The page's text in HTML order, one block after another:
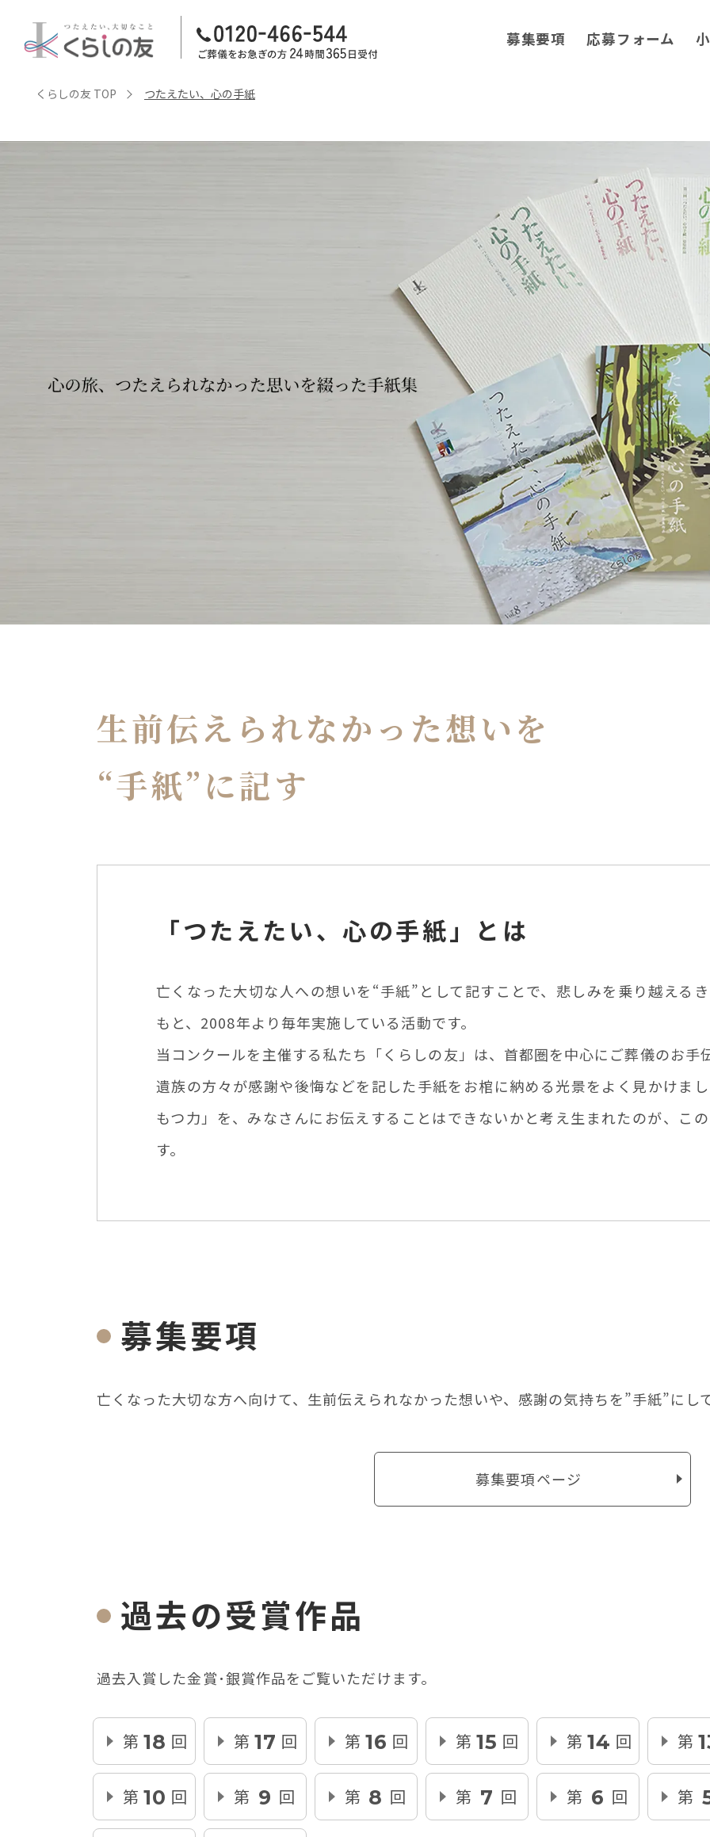
募集要項 応募フォーム
くらしの友 TOP つたえたい、心の手紙
生前伝えられなかった想いを
“手紙”に記す
「つたえたい、心の手紙」 とは
亡くなった大切な人への想いを“手紙”として記すことで、悲しみを乗り越える
もと、2008年より毎年実施している活動です。
当コンクールを主催する私たち「くらしの友」は、首都圏を中心にご葬儀のお手
遺族の方々が感謝や後悔などを記した手紙をお棺に納める光景をよく見かけま
もつ力」を、みなさんにお伝えすることはできないかと考え生まれたのが、こ
す。
募集要項
亡くなった⼤切な⽅へ向けて、⽣前伝えられなかった想いや、感謝の気持ちを”⼿紙”にし
募集要項ページ
過去の受賞作品
過去入賞した金賞･銀賞作品をご覧いただけます。
第 18 回 第 17 回 第 16 回 第 15 回 第 14 回 第
第 10 回 第 9 回 第 8 回 第 7 回 第 6 回 第